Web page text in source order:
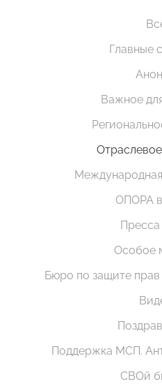
Главные
Важное
ОПОРА
Пресса
Особое
Бюро по защите
Поддержка МСП.
СВОй